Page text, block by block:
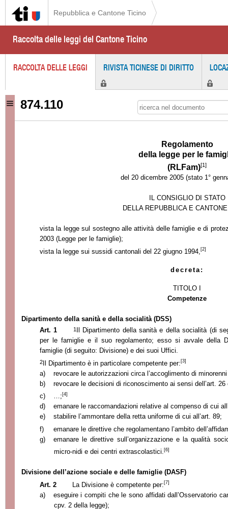
Repubblica e Cantone Ticino
Raccolta delle leggi del Cantone Ticino
RACCOLTA DELLE LEGGI RIVISTA TICINESE DI DIRITTO
874.110
Regolamento
della legge per le
(RLFam)[1]
del 20 dicembre 2005 (stato 1°
IL CONSIGLIO DI STATO
DELLA REPUBBLICA E
vista la legge sul sostegno alle attività delle famiglie e di
2003 (Legge per le famiglie);
vista la legge sui sussidi cantonali del 22 giugno 1994, [2]
decreta:
TITOLO I
Competenze
Dipartimento della sanità e della socialità (DSS)
Art. 1
1Il Dipartimento della sanità e della socialità (di
per le famiglie e il suo regolamento; esso si avvale della
famiglie (di seguito: Divisione) e dei suoi Uffici.
2 Il Dipartimento è in particolare competente per: [3]
a)
revocare le autorizzazioni circa l’accoglimento di
b)
revocare le decisioni di riconoscimento ai sensi dell’art. 26
c)
…;[4]
d)
emanare le raccomandazioni relative al compenso di cui
e)
stabilire l’ammontare della retta uniforme di cui all’art. 89;
f)
emanare le direttive che regolamentano l’ambito
g)
emanare le direttive sull’organizzazione e la qualità
micro-nidi e dei centri extrascolastici. [6]
Divisione dell’azione sociale e delle famiglie (DASF)
Art. 2
La Divisione è competente per:[7]
a)
eseguire i compiti che le sono affidati dall’Osservatorio
cpv. 2 della legge);